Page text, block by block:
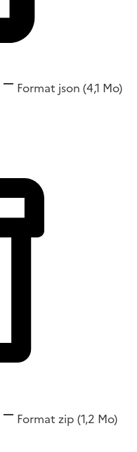
Format json (4,1 Mo)
Format zip (1,2 Mo)